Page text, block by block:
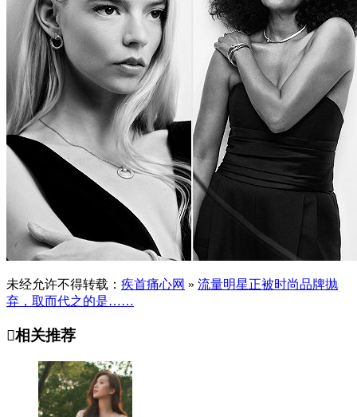
未经允许不得转载： 疾首痛心网 » 流量明星正被时尚品牌抛
弃，取而代之的是……
相关推荐